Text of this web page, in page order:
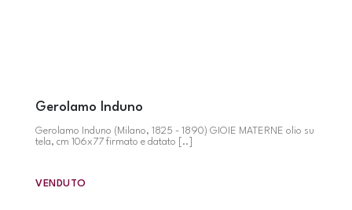
Gerolamo Induno
Gerolamo Induno (Milano, 1825 - 1890) GIOIE MATERNE olio su
tela, cm 106x77 firmato e datato [..]
VENDUTO